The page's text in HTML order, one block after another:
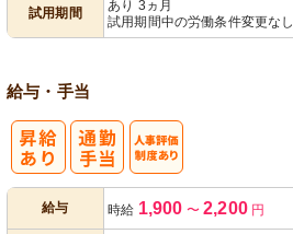
試用期間
あり 3ヵ月
試用期間中の労働条件変更なし
給与・手当
給与 時給 1,900 〜 2,200円